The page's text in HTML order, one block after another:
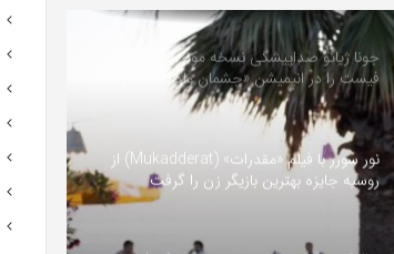
جونا ژیائو صداپیشگی نسخه مونث آیرون
فیست را در انیمیشن «چشمان واکاندا» برعهده
گرفت
نور سورر با فیلم «مقدرات» (Mukadderat) از
روسیه جایزه بهترین بازیگر زن را گرفت